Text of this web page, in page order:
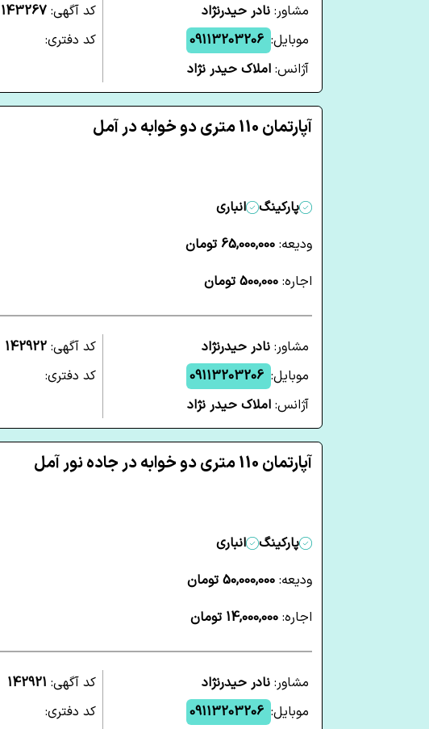
مشاور: نادر حیدرنژاد
موبایل: 09113203206
آژانس: املاک حیدر نژاد
کد آگهی: 143267
کد دفتری:
آپارتمان 110 متری دو خوابه در آمل
پارکینگ
انباری
ودیعه: 65,000,000 تومان
اجاره: 500,000 تومان
مشاور: نادر حیدرنژاد
موبایل: 09113203206
آژانس: املاک حیدر نژاد
کد آگهی: 142922
کد دفتری:
آپارتمان 110 متری دو خوابه در جاده نور آمل
پارکینگ
انباری
ودیعه: 50,000,000 تومان
اجاره: 14,000,000 تومان
مشاور: نادر حیدرنژاد
موبایل: 09113203206
کد آگهی: 142921
کد دفتری: